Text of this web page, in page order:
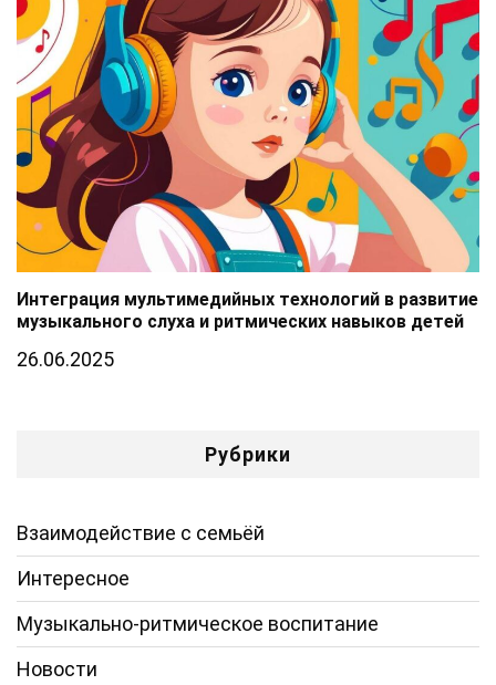
Интеграция мультимедийных технологий в развитие
музыкального слуха и ритмических навыков детей
26.06.2025
Рубрики
Взаимодействие с семьёй
Интересное
Музыкально-ритмическое воспитание
Новости